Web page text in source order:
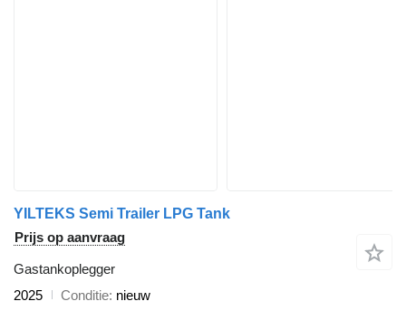
YILTEKS Semi Trailer LPG Tank
Prijs op aanvraag
Gastankoplegger
2025
Conditie nieuw